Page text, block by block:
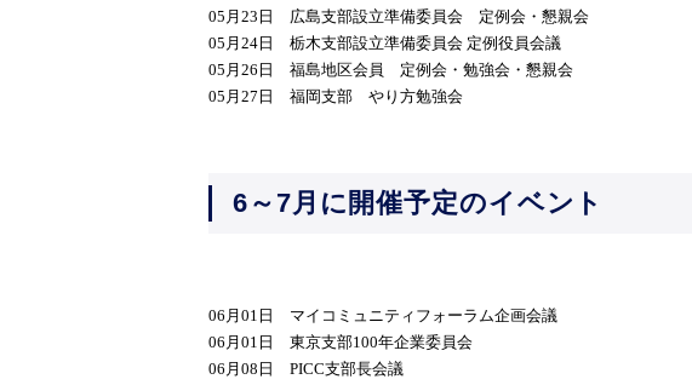
05月23日 広島支部設立準備委員会 定例会・懇親会
05月24日 栃木支部設立準備委員会 定例役員会議
05月26日 福島地区会員 定例会・勉強会・懇親会
05月27日 福岡支部 やり方勉強会
6～7月に開催予定のイベント
06月01日 マイコミュニティフォーラム企画会議
06月01日 東京支部100年企業委員会
06月08日 PICC支部長会議